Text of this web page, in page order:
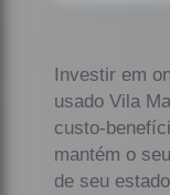
Investir em
usado Vila
custo-
mantém o
de seu